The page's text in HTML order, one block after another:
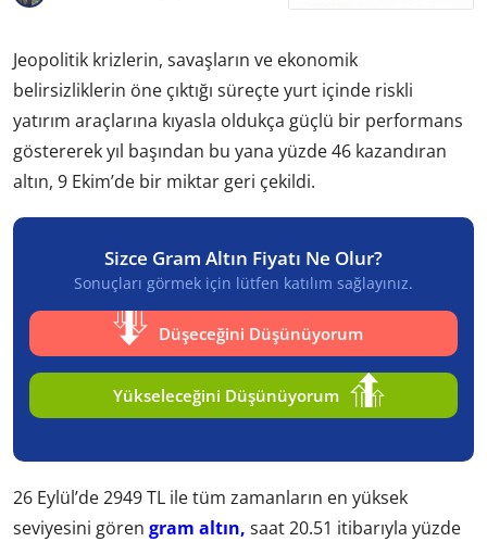
Jeopolitik krizlerin, savaşların ve ekonomik
belirsizliklerin öne çıktığı süreçte yurt içinde riskli
yatırım araçlarına kıyasla oldukça güçlü bir performans
göstererek yıl başından bu yana yüzde 46 kazandıran
altın, 9 Ekim’de bir miktar geri çekildi.
Sizce Gram Altın Fiyatı Ne Olur?
Sonuçları görmek için lütfen katılım sağlayınız.
Düşeceğini Düşünüyorum
Yükseleceğini Düşünüyorum
26 Eylül’de 2949 TL ile tüm zamanların en yüksek
seviyesini gören gram altın, saat 20.51 itibarıyla yüzde